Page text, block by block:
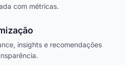
com métricas.
insights e recomendações